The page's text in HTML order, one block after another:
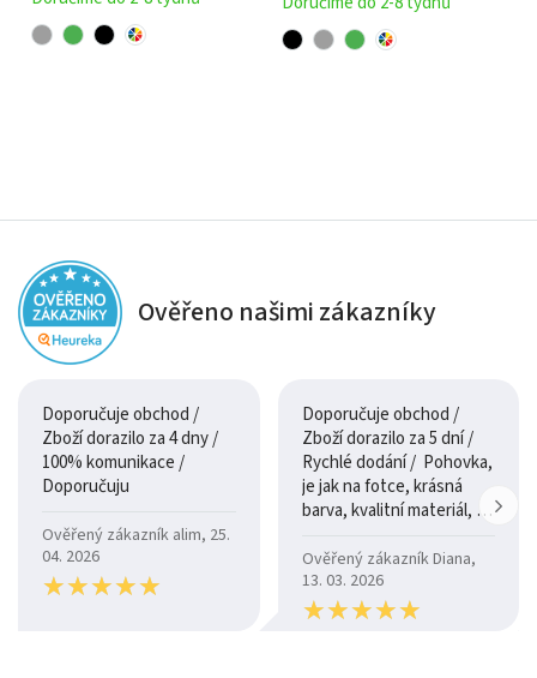
Ověřeno našimi zákazníky
Doporučuje obchod /
Zboží dorazilo za 4 dny /
100% komunikace /
Doporučuju
Ověřený zákazník alim, 25.
04. 2026
★★★★★
★★★★★
Doporučuje obchod /
Zboží dorazilo za 5 dní /
Rychlé dodání / Pohovka,
je jak na fotce, krásná
barva, kvalitní materiál, a
Ověřený zákazník Diana,
13. 03. 2026
★★★★★
★★★★★